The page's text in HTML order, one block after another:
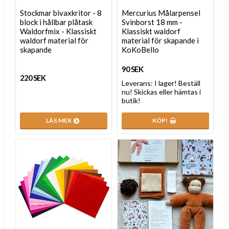
Stockmar bivaxkritor - 8
block i hållbar plåtask
Waldorfmix - Klassiskt
waldorf material för
skapande
220 SEK
LÄS MER
Mercurius Målarpensel
Svinborst 18 mm -
Klassiskt waldorf
material för skapande i
KoKoBello
90 SEK
Leverans: I lager! Beställ
nu! Skickas eller hämtas i
butik!
KÖP!